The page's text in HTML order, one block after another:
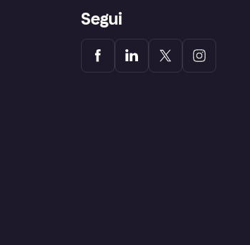
Segui